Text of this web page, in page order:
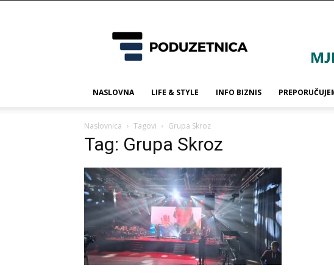
NASLOVNA LIFE & STYLE INFO BIZNIS
Naslovnica Tagovi Grupa Skroz
Tag: Grupa Skroz